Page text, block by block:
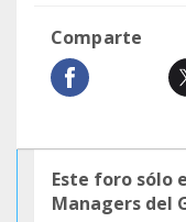
Comparte
Este foro sólo
Managers del